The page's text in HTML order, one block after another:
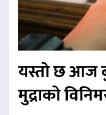
यस्तो छ आज
मुद्राको